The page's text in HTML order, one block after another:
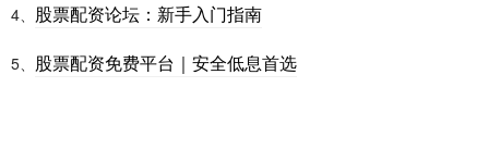
4、 股票配资论坛：新手入门指南
5、 股票配资免费平台｜安全低息首选